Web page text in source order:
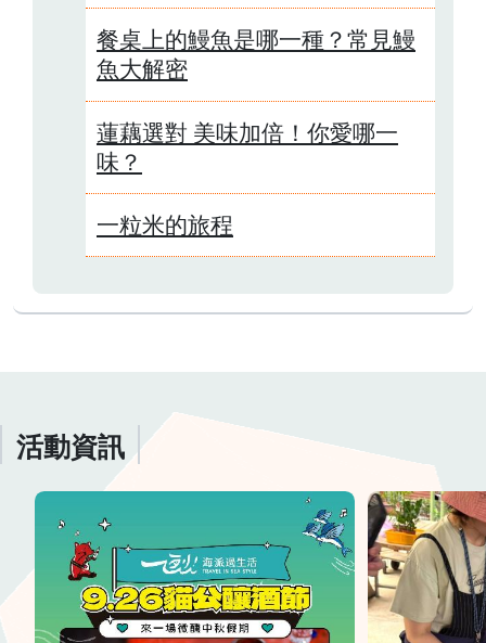
餐桌上的鰻魚是哪一種？常見鰻
魚大解密
蓮藕選對 美味加倍！你愛哪一
味？
一粒米的旅程
活動資訊